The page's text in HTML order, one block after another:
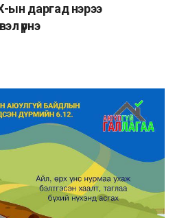
ын даргад нэрээ
үүрнэ